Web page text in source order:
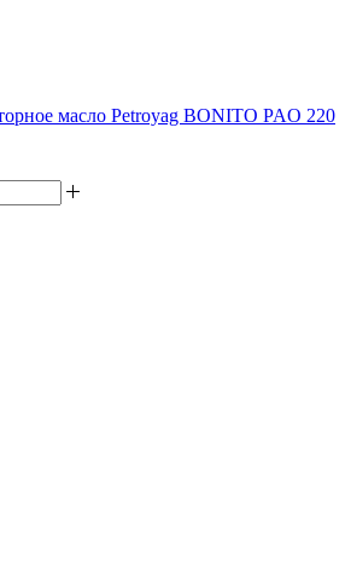
масло Petroyag BONITO PAO 220